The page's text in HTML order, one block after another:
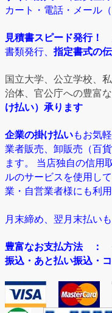
カート・電話・メール（
見積書スピード発行！
書類発行、指定書式の
国立大学、公立学校、
治体、官公庁への豊富な
け払い）承ります
企業の掛け払いもお気
業者販売、卸販売（百
ます。 当店独自の信用
ルのサービスを使用し
業・自営業者様にも利
月末締め、翌月末払い
豊富なお支払方法： 代
振込・あと払い振込・